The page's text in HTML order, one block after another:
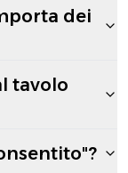
dei
tavolo